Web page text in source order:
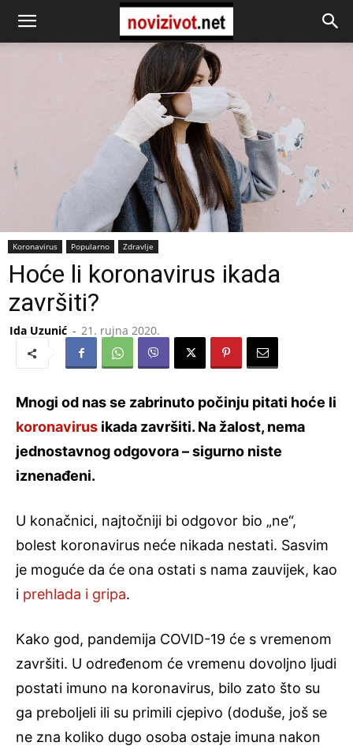
Koronavirus Popularno Zdravlje
Hoće li koronavirus ikada
završiti?
Ida Uzunić - 21. rujna 2020.
Mnogi od nas se zabrinuto počinju pitati hoće li
koronavirus ikada završiti. Na žalost, nema
jednostavnog odgovora – sigurno niste
iznenađeni.
U konačnici, najtočniji bi odgovor bio „ne“,
bolest koronavirus neće nikada nestati. Sasvim
je moguće da će ona ostati s nama zauvijek, kao
i prehlada i gripa.
Kako god, pandemija COVID-19 će s vremenom
završiti. U određenom će vremenu dovoljno ljudi
postati imuno na koronavirus, bilo zato što su
ga preboljeli ili su primili cjepivo (doduše, još se
ne zna koliko dugo osoba ostaje imuna nakon